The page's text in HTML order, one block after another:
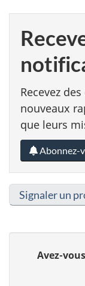
Recevez
nouveaux
que leurs
Abonnez-
Signaler un
Avez-